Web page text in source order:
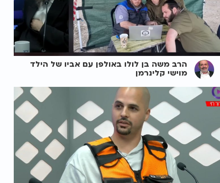
הרב משה בן לולו באולפן עם אביו של הילד
מוישי קלינרמן